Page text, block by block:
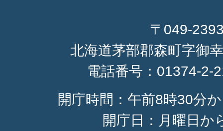
〒049-
北海道茅部郡森町字御
電話番号： 01374-2-
開庁時間：午前8時30分
開庁日：月曜日か